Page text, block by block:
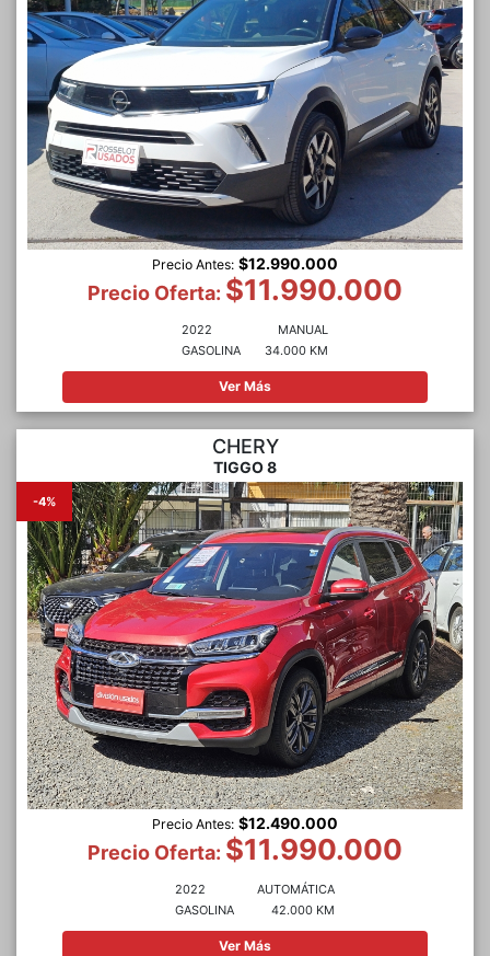
Precio Antes: $12.990.000
Precio Oferta: $11.990.000
2022
GASOLINA
MANUAL
34.000 KM
Ver Más
CHERY
TIGGO 8
-4%
Precio Antes: $12.490.000
Precio Oferta: $11.990.000
2022
GASOLINA
AUTOMÁTICA
42.000 KM
Ver Más